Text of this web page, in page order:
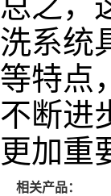
洗系统
等特点
不断进
更加重
相关产品：